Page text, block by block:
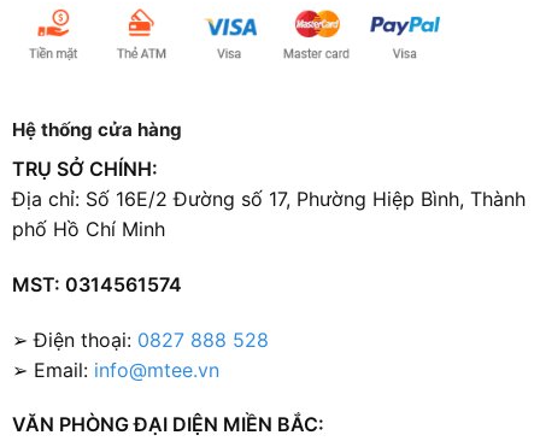
Hệ thống cửa hàng
TRỤ SỞ CHÍNH:
Địa chỉ: Số 16E/2 Đường số 17, Phường Hiệp Bình, Thành
phố Hồ Chí Minh
MST: 0314561574
➢ Điện thoại: 0827 888 528
➢ Email: info@mtee.vn
VĂN PHÒNG ĐẠI DIỆN MIỀN BẮC: